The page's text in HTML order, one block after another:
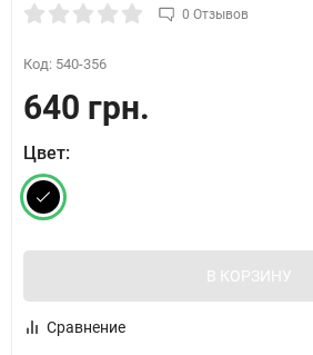
0 Отзывов
Код: 540-356
640 грн.
Цвет:
В КОРЗИНУ
Сравнение